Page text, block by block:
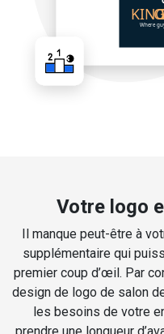
Votre logo
Il manque peut-être à
supplémentaire qui
premier coup d’œil. Par
design de logo de salon
les besoins de votre